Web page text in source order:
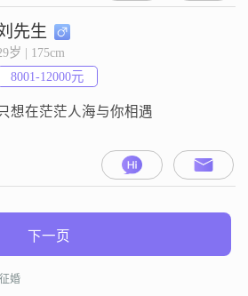
先生
岁 | 175cm
8001-12000元
想在茫茫人海与你相遇
下一页
婚